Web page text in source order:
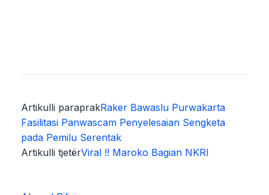
Artikulli paraprakRaker Bawaslu Purwakarta
Fasilitasi Panwascam Penyelesaian Sengketa
pada Pemilu Serentak
Artikulli tjetërViral !! Maroko Bagian NKRI